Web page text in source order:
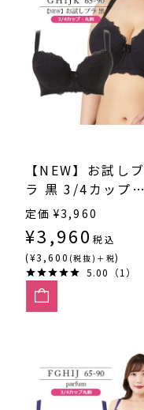
【NEW】お試しブ
ラ 黒 3/4カップ・
丸胸（SP540）
定価 ¥3,960
¥3,960 税込
(¥3,600 (税抜)＋税)
5.00（1）